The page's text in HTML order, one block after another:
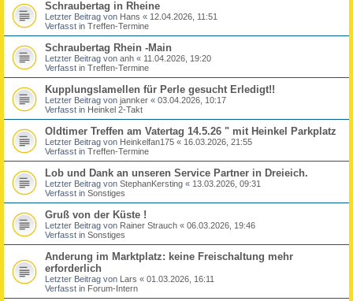
Schraubertag in Rheine
Letzter Beitrag von Hans « 12.04.2026, 11:51
Verfasst in Treffen-Termine
Schraubertag Rhein -Main
Letzter Beitrag von anh « 11.04.2026, 19:20
Verfasst in Treffen-Termine
Kupplungslamellen für Perle gesucht Erledigt!!
Letzter Beitrag von jannker « 03.04.2026, 10:17
Verfasst in Heinkel 2-Takt
Oldtimer Treffen am Vatertag 14.5.26 " mit Heinkel Parkplatz
Letzter Beitrag von Heinkelfan175 « 16.03.2026, 21:55
Verfasst in Treffen-Termine
Lob und Dank an unseren Service Partner in Dreieich.
Letzter Beitrag von StephanKersting « 13.03.2026, 09:31
Verfasst in Sonstiges
Gruß von der Küste !
Letzter Beitrag von Rainer Strauch « 06.03.2026, 19:46
Verfasst in Sonstiges
Anderung im Marktplatz: keine Freischaltung mehr
erforderlich
Letzter Beitrag von Lars « 01.03.2026, 16:11
Verfasst in Forum-Intern